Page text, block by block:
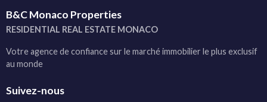
B&C Monaco Properties
RESIDENTIAL REAL ESTATE MONACO
Votre agence de confiance sur le marché immobilier le plus exclusif
au monde
Suivez-nous